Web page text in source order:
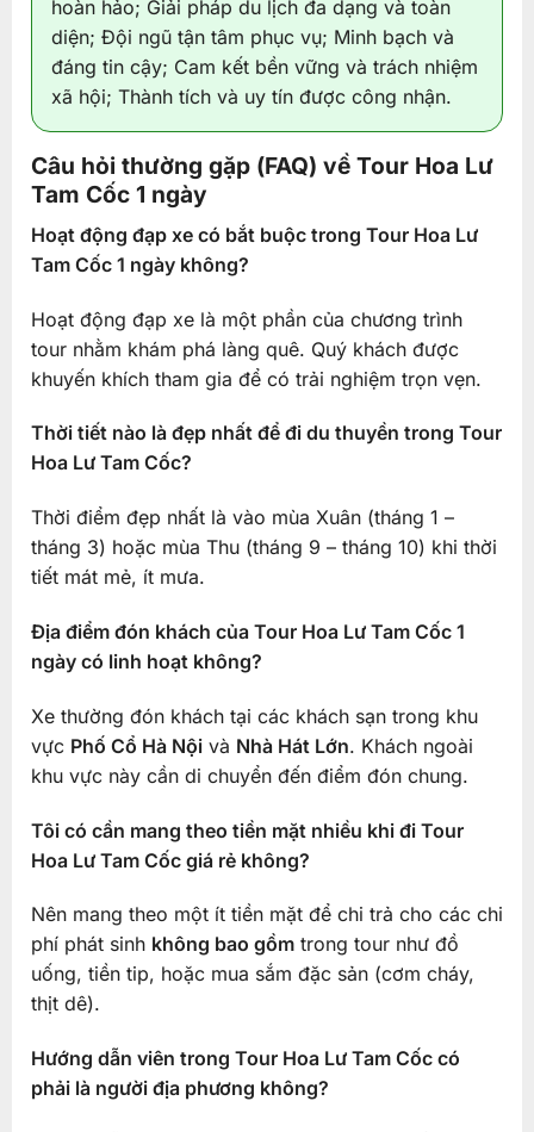
hoàn hảo; Giải pháp du lịch đa dạng và toàn
diện; Đội ngũ tận tâm phục vụ; Minh bạch và
đáng tin cậy; Cam kết bền vững và trách nhiệm
xã hội; Thành tích và uy tín được công nhận.
Câu hỏi thường gặp (FAQ) về Tour Hoa Lư
Tam Cốc 1 ngày
Hoạt động đạp xe có bắt buộc trong Tour Hoa Lư
Tam Cốc 1 ngày không?
Hoạt động đạp xe là một phần của chương trình
tour nhằm khám phá làng quê. Quý khách được
khuyến khích tham gia để có trải nghiệm trọn vẹn.
Thời tiết nào là đẹp nhất để đi du thuyền trong Tour
Hoa Lư Tam Cốc?
Thời điểm đẹp nhất là vào mùa Xuân (tháng 1 –
tháng 3) hoặc mùa Thu (tháng 9 – tháng 10) khi thời
tiết mát mẻ, ít mưa.
Địa điểm đón khách của Tour Hoa Lư Tam Cốc 1
ngày có linh hoạt không?
Xe thường đón khách tại các khách sạn trong khu
vực Phố Cổ Hà Nộivà Nhà Hát Lớn. Khách ngoài
khu vực này cần di chuyển đến điểm đón chung.
Tôi có cần mang theo tiền mặt nhiều khi đi Tour
Hoa Lư Tam Cốc giá rẻ không?
Nên mang theo một ít tiền mặt để chi trả cho các chi
phí phát sinh không bao gồmtrong tour như đồ
uống, tiền tip, hoặc mua sắm đặc sản (cơm cháy,
thịt dê).
Hướng dẫn viên trong Tour Hoa Lư Tam Cốc có
phải là người địa phương không?